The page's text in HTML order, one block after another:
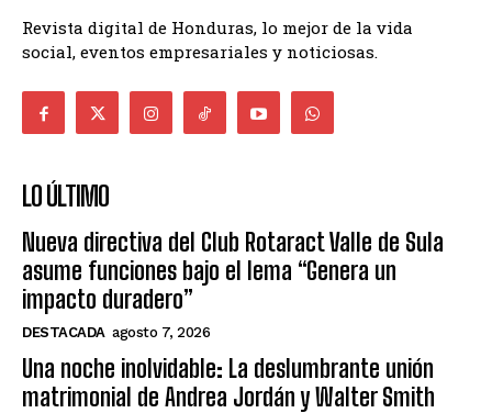
Revista digital de Honduras, lo mejor de la vida
social, eventos empresariales y noticiosas.
LO ÚLTIMO
Nueva directiva del Club Rotaract Valle de Sula
asume funciones bajo el lema “Genera un
impacto duradero”
DESTACADA agosto 7, 2026
Una noche inolvidable: La deslumbrante unión
matrimonial de Andrea Jordán y Walter Smith